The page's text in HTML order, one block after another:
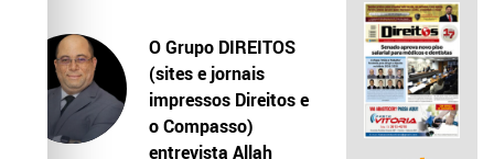
O Grupo DIREITOS
(sites e jornais
impressos Direitos e
o Compasso)
entrevista Allah